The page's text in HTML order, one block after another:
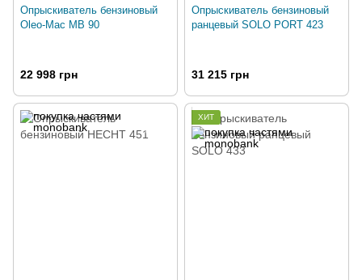
Опрыскиватель бензиновый
Oleo-Mac MB 90
22 998 грн
Опрыскиватель бензиновый
ранцевый SOLO PORT 423
31 215 грн
ХИТ